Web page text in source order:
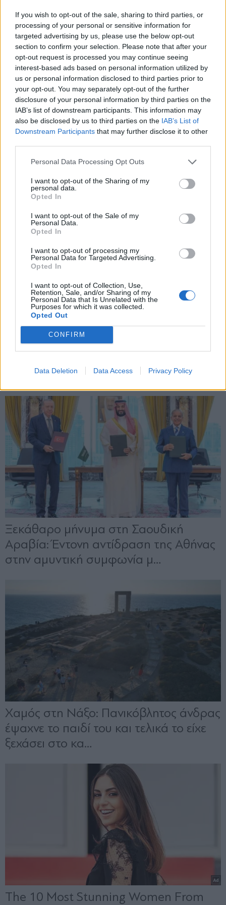
If you wish to opt-out of the sale, sharing to third parties, or
processing of your personal or sensitive information for
targeted advertising by us, please use the below opt-out
section to confirm your selection. Please note that after your
opt-out request is processed you may continue seeing
interest-based ads based on personal information utilized by
us or personal information disclosed to third parties prior to
your opt-out. You may separately opt-out of the further
disclosure of your personal information by third parties on the
IAB’s list of downstream participants. This information may
also be disclosed by us to third parties on the IAB’s List of
Downstream Participants that may further disclose it to other
Personal Data Processing Opt Outs
I want to opt-out of the Sharing of my
personal data.
Opted In
I want to opt-out of the Sale of my
Personal Data.
Opted In
I want to opt-out of processing my
Personal Data for Targeted Advertising.
Opted In
I want to opt-out of Collection, Use,
Retention, Sale, and/or Sharing of my
Personal Data that Is Unrelated with the
Purposes for which it was collected.
Opted Out
CONFIRM
Data Deletion Data Access Privacy Policy
Εγγραφή στο newsletter
Αποδέχομαι τους
και την πολιτική απορρήτου
X